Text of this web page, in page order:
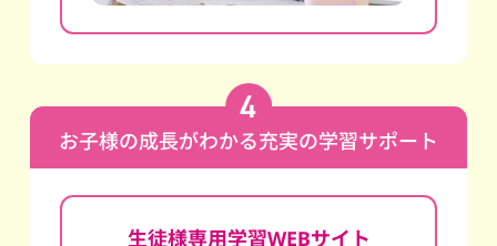
お子様の成長がわかる充実の学習サポート
生徒様専用学習WEBサイト